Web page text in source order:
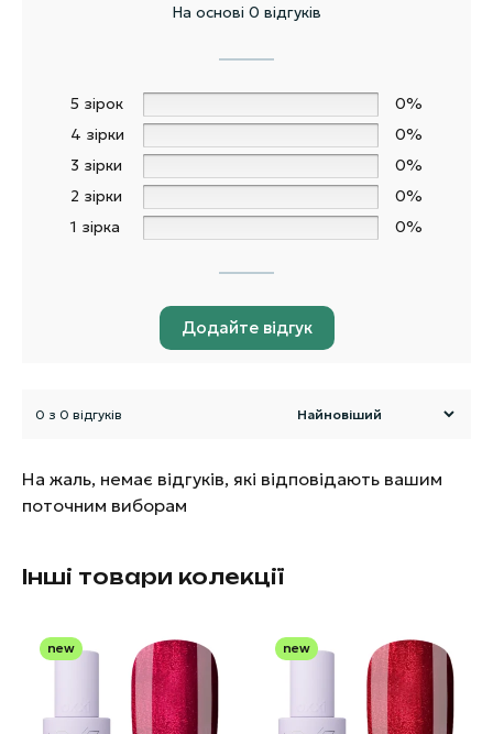
На основі 0 відгуків
5 зірок
0%
4 зірки
0%
3 зірки
0%
2 зірки
0%
1 зірка
0%
Додайте відгук
0 з 0 відгуків
На жаль, немає відгуків, які відповідають вашим
поточним виборам
Інші товари колекції
new new